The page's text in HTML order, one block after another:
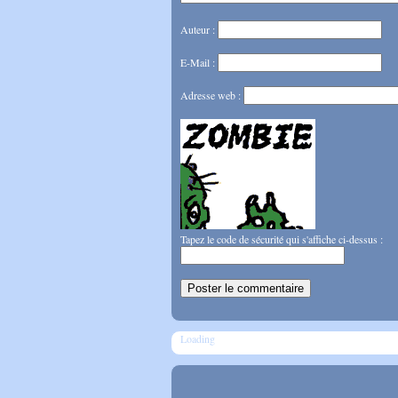
Auteur :
E-Mail :
Adresse web :
Tapez le code de sécurité qui s'affiche ci-dessus :
Loading